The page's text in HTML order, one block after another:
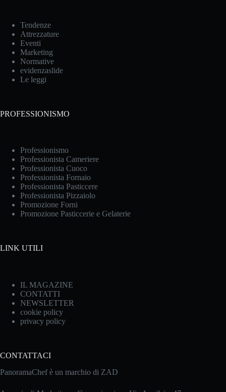
Tendenze
Attrezzature
Eventi
Marketing
Normative
evidenzaslide
Le leggi
PROFESSIONISMO
Professionismo
Professionista Cameriere
Professionista Cuoco
Professionista Fornaio
Professionista Pasticcere
Professionista Pizzaiolo
Promozione Forni
Promozione Pasticcerie e Gelaterie
LINK UTILI
IL MAGAZINE
CONTATTI
NEWSLETTER
cookie policy
privacy policy
CONTATTACI
PanoramaChef è un marchio di ZAD